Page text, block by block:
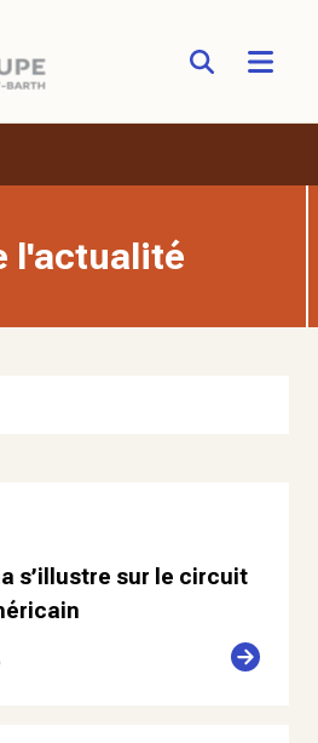
l'actualité
s’illustre sur le circuit